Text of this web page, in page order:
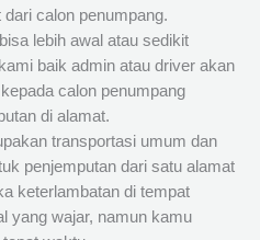
calon penumpang.
lebih awal atau sedikit
baik admin atau driver akan
calon penumpang
di alamat.
transportasi umum dan
penjemputan dari satu alamat
keterlambatan di tempat
yang wajar, namun kamu